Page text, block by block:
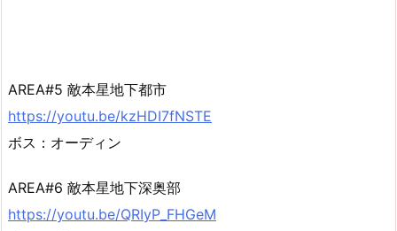
AREA#5 敵本星地下都市
https://youtu.be/kzHDI7fNSTE
ボス：オーディン
AREA#6 敵本星地下深奥部
https://youtu.be/QRIyP_FHGeM